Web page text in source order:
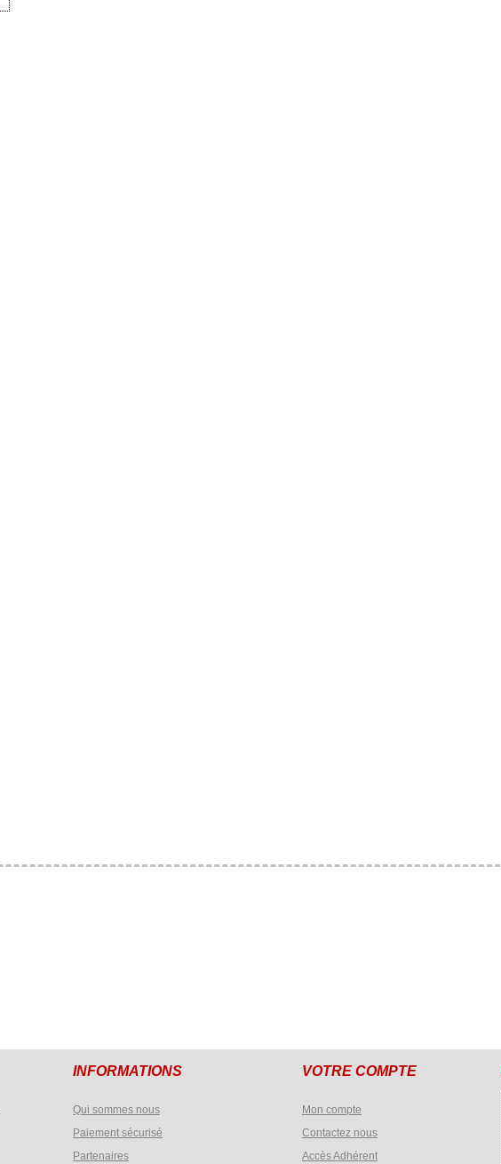
INFORMATIONS VOTRE COMPTE
Qui sommes nous
Paiement sécurisé
Partenaires
Mon compte
Contactez nous
Accès Adhérent